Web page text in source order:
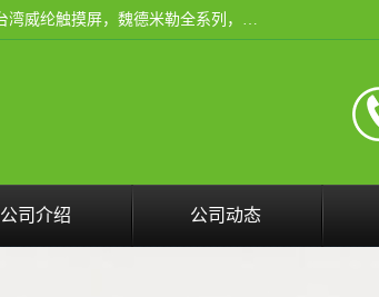
厦门晶鼎自动化科技有限公司是一家具有独立法人资格的高新技术企业；代理销售的产品有台湾威纶触摸屏，魏德米勒全系列，永宏触摸屏,威纶触摸屏,台湾威纶weinview触摸屏,台湾永宏PLC，FATEK,永宏伺服,图儿克总线，施耐德，欧姆龙，西门子，富士变频，K&N蓝系列， BUSSMANN，松下变频器，丹佛斯变频器等。
公司介绍 公司动态